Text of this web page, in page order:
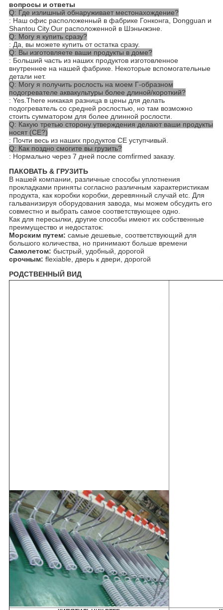
вопросы и ответы
Q: Где излишный обнаруживает местонахождение?
: Наш офис расположенный в фабрике Гонконга, Dongguan и
Shantou City.Our расположенной в Шэньчжэне.
Q: Могу я купить сразу?
: Да, вы можете купить от остатка сразу.
Q: Вы изготовляете ваши продукты в доме?
: Больший часть из наших продуктов изготовленное
внутреннее на нашей фабрике. Некоторые вспомогательные
детали нет.
Q: Могу я получить рослость на моем Г-образном
подогревателе аквакультуры более длиной/короткий?
: Yes.There никакая разница в цены для делать
подогреватель со средней рослостью, но там возможно
стоить сумматором для более длинной рослости.
Q: Какую третью сторону утверждения делают ваши продукты
носят (CE?)
: Почти весь из наших продуктов CE уступчивый.
Q: Как поздно смогите вы грузить?
: Нормально через 7 дней после comfirmed заказу.
ПАКОВАТЬ & ГРУЗИТЬ
В нашей компании, различные способы уплотнения
прокладками приняты согласно различным характеристикам
продукта, как коробки коробки, деревянный случай etc. Для
гальванизируя оборудования завода, мы можем обсудить его
совместно и выбрать самое соответствующее одно.
Как для пересылки, другие способы имеют их собственные
преимущество и недостаток:
Морским путем: самые дешевые, соответствующий для
большого количества, но принимают больше времени
Самолетом: быстрый, удобный, дорогой
срочным: flexiable, дверь к двери, дорогой
РОДСТВЕННЫЙ ВИД